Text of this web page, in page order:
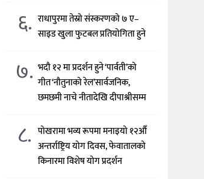
६. राधापुरमा तेस्रो संस्करणको ७ ए–
साइड खुला फुटबल प्रतियोगिता हुने
७. भदौ १२ मा प्रदर्शन हुने ‘पार्वती’को
गीत ‘नौतुनाको रेल’सार्वजनिक,
छमछमी नाचे नीतादेखि दीपाश्रीसम्म
८. पोखरामा भव्य रूपमा मनाइयो १२औँ
अन्तर्राष्ट्रिय योग दिवस, फेवातालको
किनारमा विशेष योग प्रदर्शन